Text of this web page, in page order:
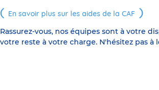
En savoir plus sur les aides de la CAF
Rassurez-vous, nos équipes sont à votre
votre reste à votre charge. N'hésitez pas à